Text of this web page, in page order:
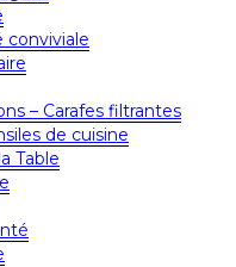
conviviale
– Carafes filtrantes
de cuisine
Table